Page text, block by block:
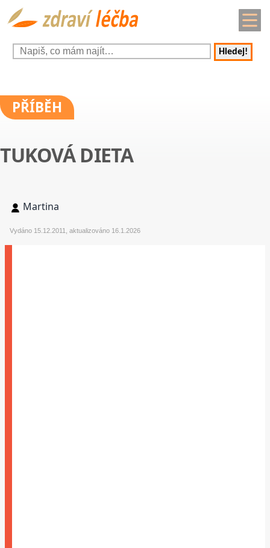
Hledej!
PŘÍBĚH
TUKOVÁ DIETA
Martina
Vydáno 15.12.2011, aktualizováno 16.1.2026